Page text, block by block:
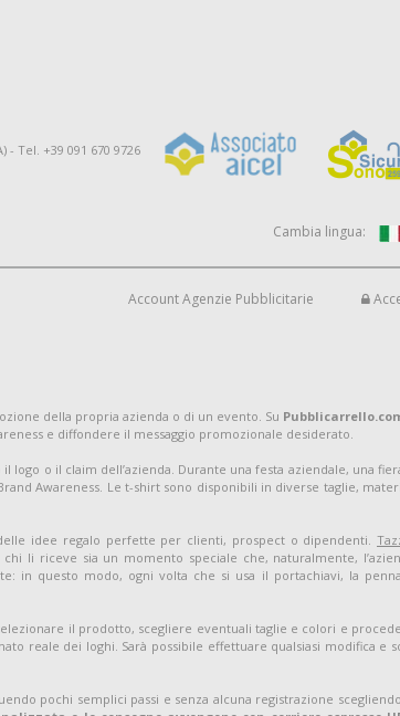
Tel. +39 091 670 9726
Cambia lingua:
Account Agenzie Pubblicitarie
della propria azienda o di un evento. Su
e diffondere il messaggio promozionale desiderato.
il logo o il claim dell’azienda. Durante una festa aziendale, una
Awareness. Le t-shirt sono disponibili in diverse taglie,
idee regalo perfette per clienti, prospect o dipendenti.
li riceve sia un momento speciale che, naturalmente,
in questo modo, ogni volta che si usa il portachiavi, la
il prodotto, scegliere eventuali taglie e colori e
reale dei loghi. Sarà possibile effettuare qualsiasi modifica e
pochi semplici passi e senza alcuna registrazione